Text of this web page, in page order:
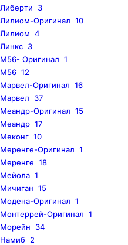
Либерти
3
Лилиом-Оригинал 10
Лилиом 4
Линкс 3
M56- Оригинал 1
M56 12
Марвел-Оригинал 16
Марвел
37
Меандр-Оригинал 15
Меандр 17
Меконг 10
Меренге-Оригинал 1
Меренге 18
Мейола 1
Мичиган 15
Модена-Оригинал 1
Монтеррей-Оригинал 1
Морейн
34
Намиб
2